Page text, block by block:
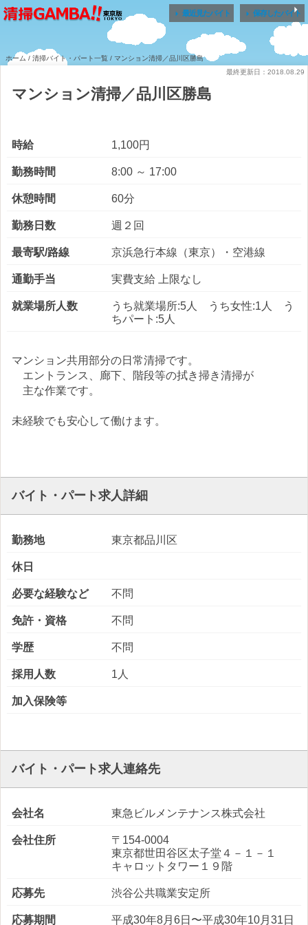
 最近見たバイト  保存したバイト
ホーム / 清掃バイト・パート一覧 / マンション清掃／品川区勝島
最終更新日：2018.08.29
マンション清掃／品川区勝島
時給 1,100円
勤務時間 8:00 ～ 17:00
休憩時間 60分
勤務日数 週２回
最寄駅/路線 京浜急行本線（東京）・空港線
通勤手当 実費支給 上限なし
就業場所人数
うち就業場所:5人 うち女性:1人 う
ちパート:5人
マンション共用部分の日常清掃です。
エントランス、廊下、階段等の拭き掃き清掃が
主な作業です。
未経験でも安心して働けます。
バイト・パート求人詳細
勤務地 東京都品川区
休日
必要な経験など 不問
免許・資格 不問
学歴 不問
採用人数 1人
加入保険等
バイト・パート求人連絡先
会社名 東急ビルメンテナンス株式会社
会社住所
〒154-0004
東京都世田谷区太子堂４－１－１
キャロットタワー１９階
応募先 渋谷公共職業安定所
応募期間 平成30年8月6日〜平成30年10月31日